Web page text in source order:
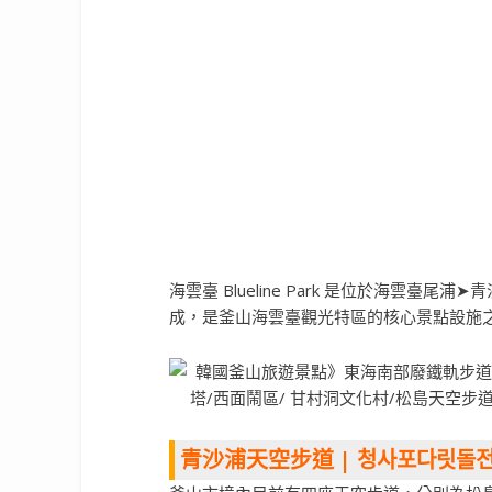
海雲臺 Blueline Park 是位於海雲臺尾浦➤
成，是釜山海雲臺觀光特區的核心景點設施
青沙浦天空步道 | 청사포다릿돌